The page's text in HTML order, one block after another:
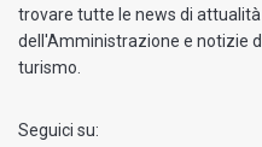
trovare tutte le news di attualità
dell'Amministrazione e notizie
turismo.
Seguici su: